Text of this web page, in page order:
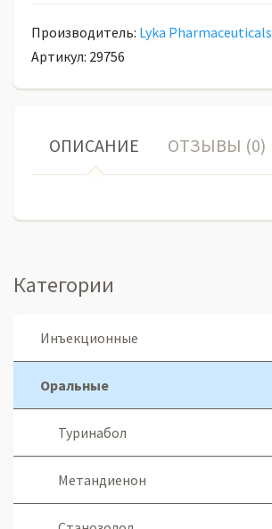
Производитель: Lyka Pharmaceuticals
Артикул: 29756
ОПИСАНИЕ ОТЗЫВЫ (0)
Категории
Инъекционные
Оральные
Туринабол
Метандиенон